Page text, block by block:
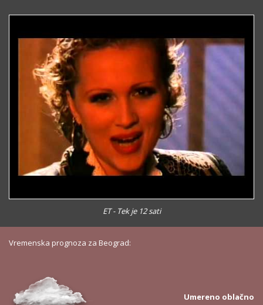
ET - Tek je 12 sati
Vremenska prognoza za Beograd:
Umereno oblačno